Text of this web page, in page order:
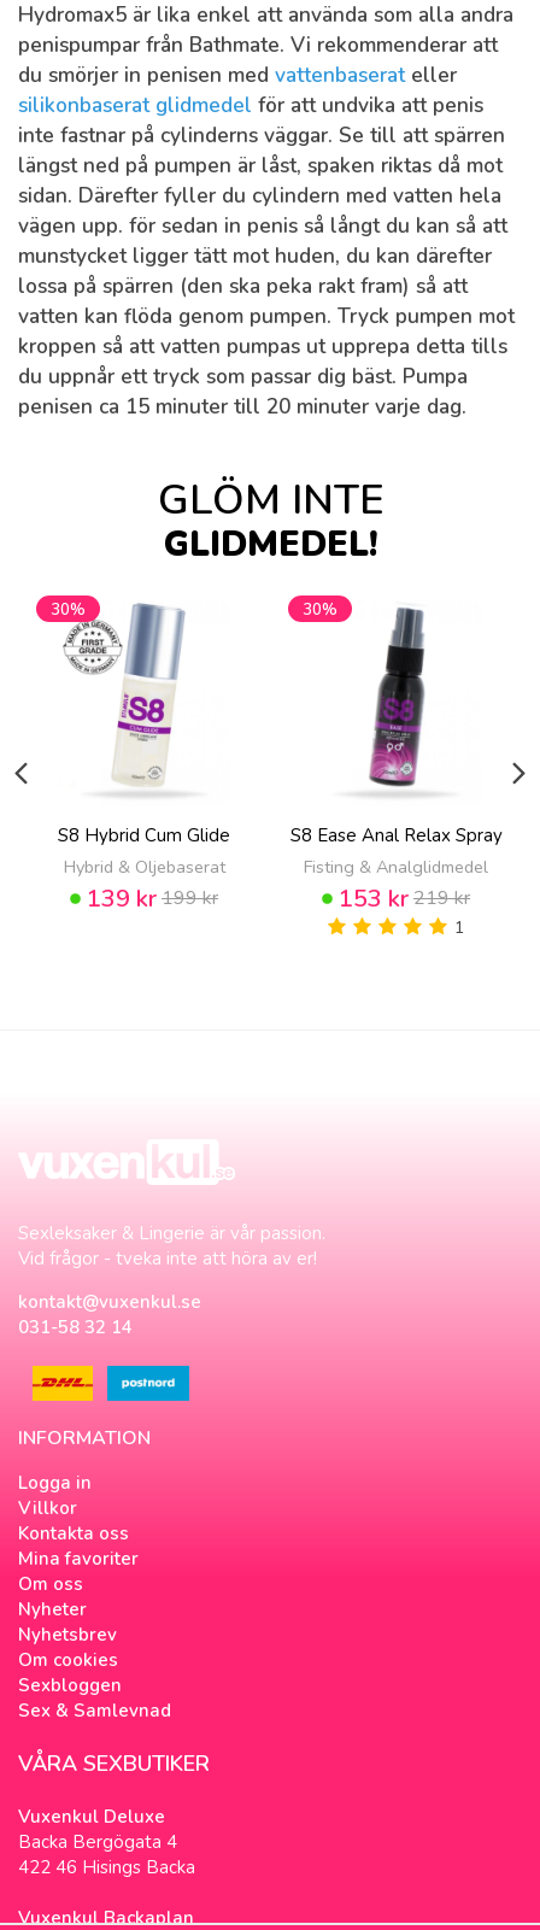
Hydromax5 är lika enkel att använda som alla andra
penispumpar från Bathmate. Vi rekommenderar att
du smörjer in penisen med vattenbaserateller
silikonbaserat glidmedel för att undvika att penis
inte fastnar på cylinderns väggar. Se till att spärren
längst ned på pumpen är låst, spaken riktas då mot
sidan. Därefter fyller du cylindern med vatten hela
vägen upp. för sedan in penis så långt du kan så att
munstycket ligger tätt mot huden, du kan därefter
lossa på spärren (den ska peka rakt fram) så att
vatten kan flöda genom pumpen. Tryck pumpen mot
kroppen så att vatten pumpas ut upprepa detta tills
du uppnår ett tryck som passar dig bäst. Pumpa
penisen ca 15 minuter till 20 minuter varje dag.
GLÖM INTE
GLIDMEDEL!
30%
S8 Hybrid Cum Glide
Hybrid & Oljebaserat
139 kr199 kr
30%
S8 Ease Anal Relax Spray
Fisting & Analglidmedel
153 kr219 kr
1
Sexleksaker & Lingerie är vår passion.
Vid frågor - tveka inte att höra av er!
kontakt@vuxenkul.se
031-58 32 14
INFORMATION
Logga in
Villkor
Kontakta oss
Mina favoriter
Om oss
Nyheter
Nyhetsbrev
Om cookies
Sexbloggen
Sex & Samlevnad
VÅRA SEXBUTIKER
Vuxenkul Deluxe
Backa Bergögata 4
422 46 Hisings Backa
Vuxenkul Backaplan